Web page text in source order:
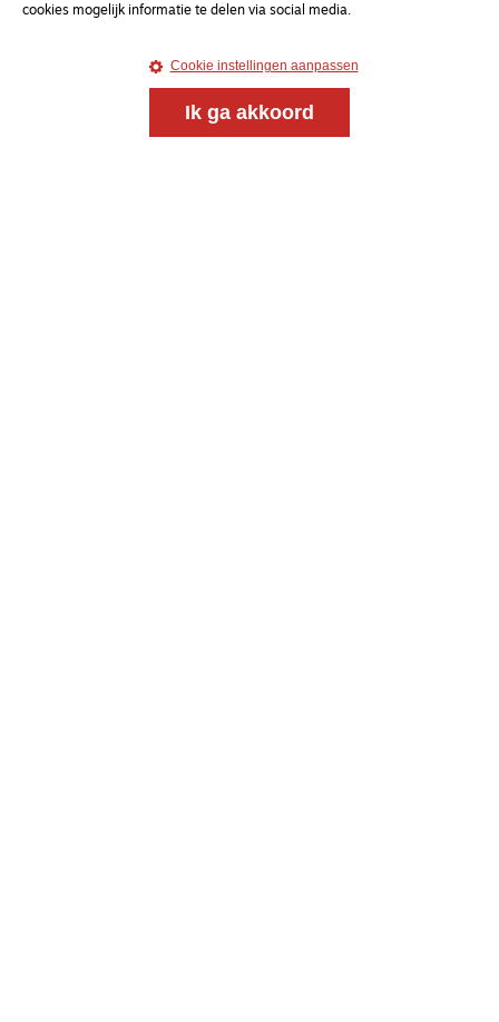
cookies mogelijk informatie te delen via social media.
Cookie instellingen aanpassen
Ik ga akkoord